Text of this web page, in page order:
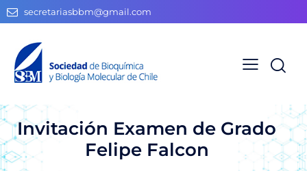
secretariasbbm@gmail.com
Invitación Examen de Grado
Felipe Falcon